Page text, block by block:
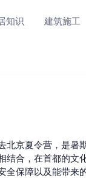
知识 建筑施工
京夏令营，是暑
合，在首都的文
保障以及能带来